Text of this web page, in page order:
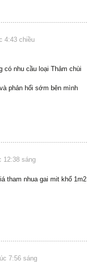
4:43 chiều
có nhu cầu loại Thảm chùi
phản hổi sớm bên mình
12:38 sáng
tham nhua gai mit khổ 1m2
7:56 sáng